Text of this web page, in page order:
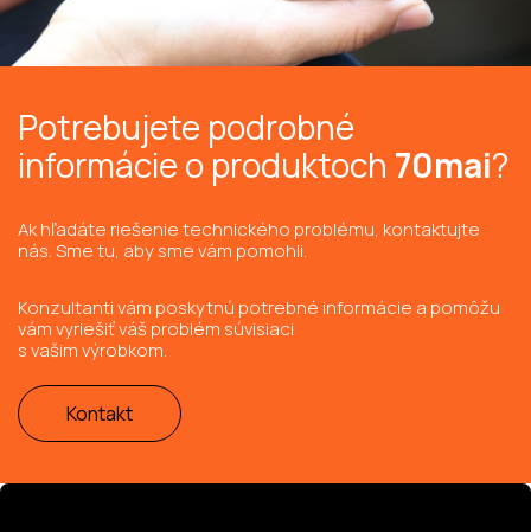
Potrebujete podrobné
informácie o produktoch 70mai?
Ak hľadáte riešenie technického problému, kontaktujte
nás. Sme tu, aby sme vám pomohli.
Konzultanti vám poskytnú potrebné informácie a pomôžu
vám vyriešiť váš problém súvisiaci
s vašim výrobkom.
Kontakt